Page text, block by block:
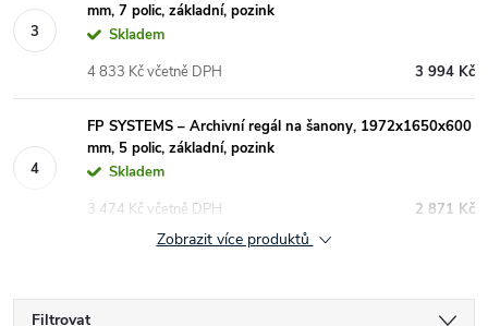
mm, 7 polic, základní, pozink
Skladem
3 994 Kč
4 833 Kč včetně DPH
FP SYSTEMS – Archivní regál na šanony, 1972x1650x600
mm, 5 polic, základní, pozink
Skladem
2 871 Kč
3 474 Kč včetně DPH
Zobrazit více produktů
Filtrovat